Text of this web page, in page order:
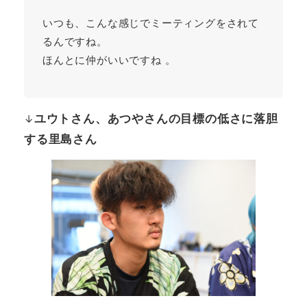
いつも、こんな感じでミーティングをされて
るんですね。
ほんとに仲がいいですね 。
↓ユウトさん、あつやさんの目標の低さに落胆
する里島さん